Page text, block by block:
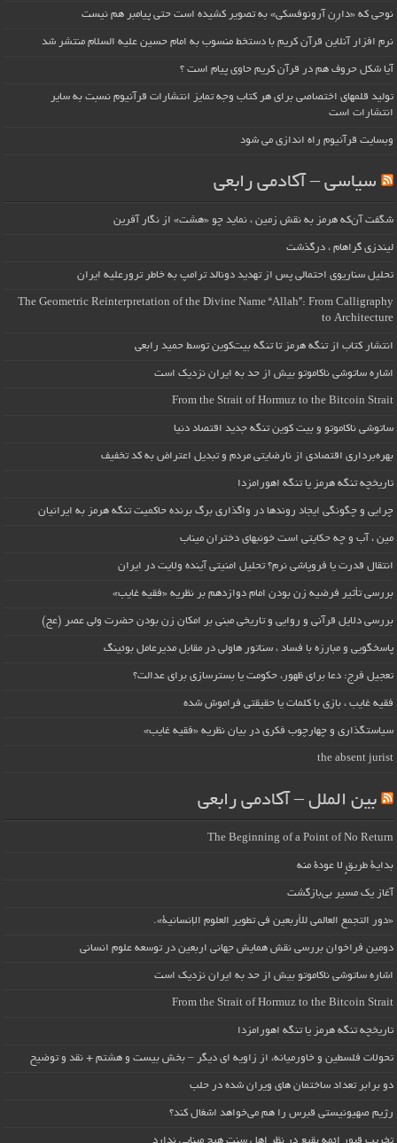
نوحی که «دارِن آرونوفسکی» به تصویر کشیده است حتی پیامبر هم نیست
نرم افزار آنلاین قرآن کریم با دستخط منسوب به امام حسین علیه السلام منتشر شد
آیا شکل حروف هم در قرآن کریم حاوی پیام است ؟
تولید قلمهای اختصاصی برای هر کتاب وجه تمایز انتشارات قرآنیوم نسبت به سایر
انتشارات است
وبسایت قرآنیوم راه اندازی می شود
سیاسی – آکادمی رابعی
شگفت آن‌که هرمز به نقش زمین ، نماید چو «هشت» از نگار آفرین
لیندزی گراهام ، درگذشت
تحلیل سناریوی احتمالی پس از تهدید دونالد ترامپ به خاطر ترورعلیه ایران
The Geometric Reinterpretation of the Divine Name “Allah”: From Calligraphy
to Architecture
انتشار کتاب از تنگه هرمز تا تنگه بیت‌کوین توسط حمید رابعی
اشاره ساتوشی ناکاموتو بیش از حد به ایران نزدیک است
From the Strait of Hormuz to the Bitcoin Strait
ساتوشی ناکاموتو و بیت کوین تنگه جدید اقتصاد دنیا
بهره‌برداری اقتصادی از نارضایتی مردم و تبدیل اعتراض به کد تخفیف
تاریخچه تنگه هرمز یا تنگه اهورامزدا
چرایی و چگونگی ایجاد روندها در واگذاری برگ برنده حاکمیت تنگه هرمز به ایرانیان
مین ، آب و چه حکایتی است خونبهای دختران میناب
انتقال قدرت یا فروپاشی نرم؟ تحلیل امنیتی آینده ولایت در ایران
بررسی تأثیر فرضیه زن بودن امام دوازدهم بر نظریه «فقیه غایب»
بررسی دلایل قرآنی و روایی و تاریخی مبنی بر امکان زن بودن حضرت ولی عصر (عج)
پاسخگویی و مبارزه با فساد ، سناتور هاولی در مقابل مدیرعامل بوئینگ
تعجیل فرج: دعا برای ظهور، حکومت یا بسترسازی برای عدالت؟
فقیه غایب ، بازی با کلمات یا حقیقتی فراموش شده
سیاستگذاری و چهارچوب فکری در بیان نظریه «فقیه غایب»
the absent jurist
بین الملل – آکادمی رابعی
The Beginning of a Point of No Return
بداية طريقٍ لا عودة منه
آغاز یک مسیر بی‌بازگشت
«دور التجمع العالمي للأربعين في تطوير العلوم الإنسانية».
دومین فراخوان بررسی نقش همایش جهانی اربعین در توسعه علوم انسانی
اشاره ساتوشی ناکاموتو بیش از حد به ایران نزدیک است
From the Strait of Hormuz to the Bitcoin Strait
تاریخچه تنگه هرمز یا تنگه اهورامزدا
تحولات فلسطین و خاورمیانه، از زاویه ای دیگر – بخش بیست و هشتم + نقد و توضیح
دو برابر تعداد ساختمان های ویران شده در حلب
رژیم صهیونیستی قبرس را هم می‌خواهد اشغال کند؟